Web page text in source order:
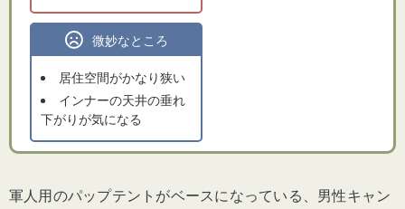
微妙なところ
居住空間がかなり狭い
インナーの天井の垂れ
下がりが気になる
軍人用のパップテントがベースになっている、男性キャン